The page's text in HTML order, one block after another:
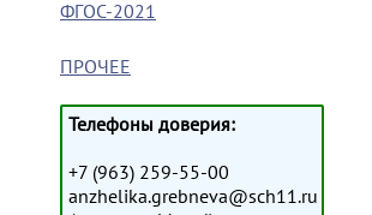
ФГОС-2021
ПРОЧЕЕ
Телефоны доверия:
+7 (963) 259-55-00
anzhelika.grebneva@sch11.ru